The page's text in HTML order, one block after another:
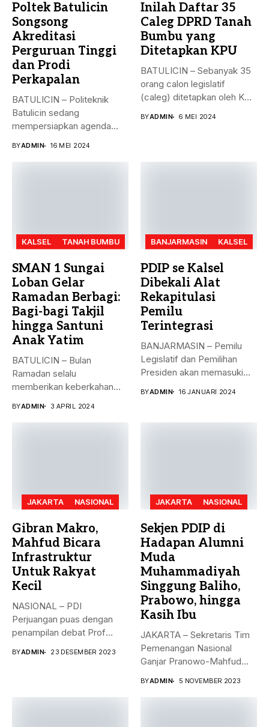
Poltek Batulicin
Songsong
Akreditasi
Perguruan Tinggi
dan Prodi
Perkapalan
BATULICIN – Politeknik
Batulicin sedang
mempersiapkan agenda
BYADMIN 16 MEI 2024
Inilah Daftar 35
Caleg DPRD Tanah
Bumbu yang
Ditetapkan KPU
BATULICIN – Sebanyak 35
orang calon legislatif
(caleg) ditetapkan oleh KPU
BYADMIN 6 MEI 2024
KALSEL TANAH BUMBU
SMAN 1 Sungai
Loban Gelar
Ramadan Berbagi:
Bagi-bagi Takjil
hingga Santuni
Anak Yatim
BATULICIN – Bulan
Ramadan selalu
memberikan keberkahan
BYADMIN 3 APRIL 2024
BANJARMASIN KALSEL
PDIP se Kalsel
Dibekali Alat
Rekapitulasi
Pemilu
Terintegrasi
BANJARMASIN – Pemilu
Legislatif dan Pemilihan
Presiden akan memasuki
BYADMIN 16 JANUARI 2024
JAKARTA NASIONAL
Gibran Makro,
Mahfud Bicara
Infrastruktur
Untuk Rakyat
Kecil
NASIONAL – PDI
Perjuangan puas dengan
penampilan debat Prof
BYADMIN 23 DESEMBER 2023
JAKARTA NASIONAL
Sekjen PDIP di
Hadapan Alumni
Muda
Muhammadiyah
Singgung Baliho,
Prabowo, hingga
Kasih Ibu
JAKARTA – Sekretaris Tim
Pemenangan Nasional
Ganjar Pranowo-Mahfud
BYADMIN 5 NOVEMBER 2023